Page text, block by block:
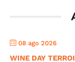
08 ago 2026
WINE DAY